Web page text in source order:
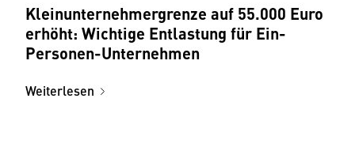
Kleinunternehmergrenze auf 55.000 Euro
erhöht: Wichtige Entlastung für Ein-
Personen-Unternehmen
Weiterlesen